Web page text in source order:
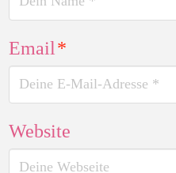
Email*
Website